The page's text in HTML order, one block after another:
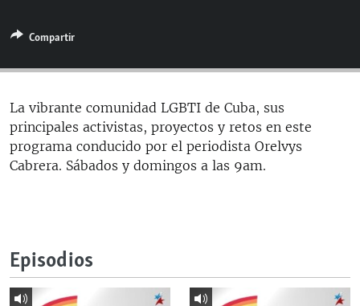
ESPECIALES
ESPECIALES
LA REALIDAD DE LA VIVIENDA EN CUBA
SER VIEJO EN CUBA
KENTU-CUBANO
MULTIMEDIA
EDITORIALES
SÍGUENOS
Compartir
La vibrante comunidad LGBTI de Cuba, sus
principales activistas, proyectos y retos en este
programa conducido por el periodista Orelvys
Cabrera. Sábados y domingos a las 9am.
Episodios